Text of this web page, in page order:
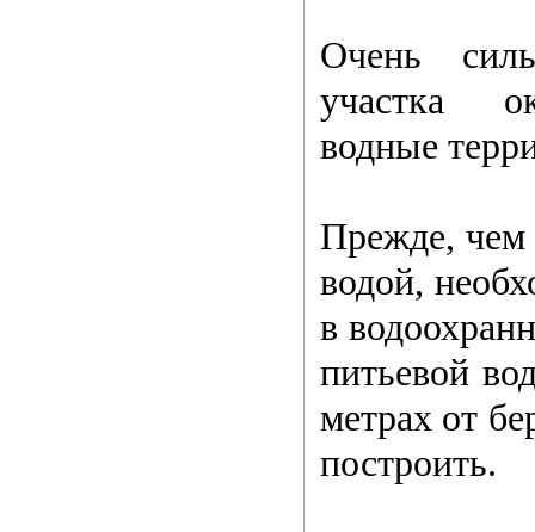
Очень
участка
водные
Прежде, чем
водой,
в
питьевой
метрах от
построить.